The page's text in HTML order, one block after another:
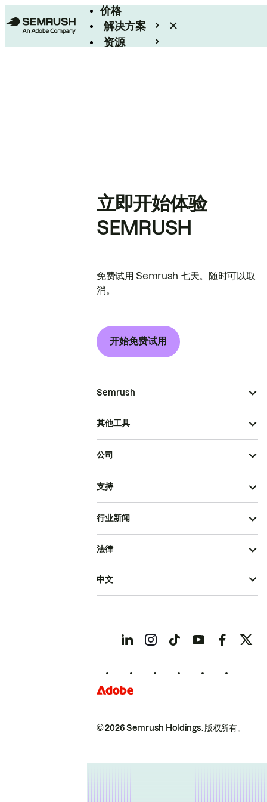
价格
解决方案
资源
立即开始体验
SEMRUSH
免费试用 Semrush 七天。随时可以取
消。
开始免费试用
Semrush
其他工具
公司
支持
行业新闻
© 2026 Semrush Holdings.版权所有。
法律
中文